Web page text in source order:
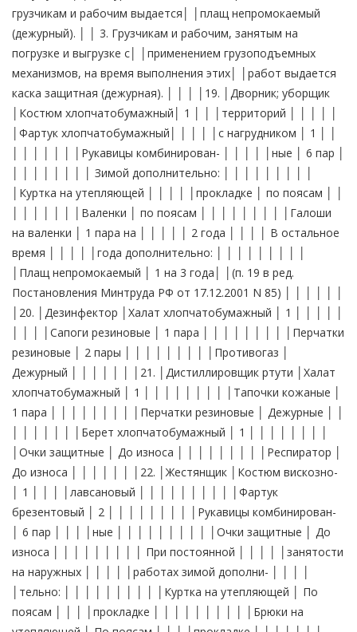
│ │ │ │ │занятости на наружных │ │ │ │ │работах зимой дополни- │ │ │ │ │тельно: │ │ │ │ │ │ │ │ │ │Куртка на утепляющей │ По поясам │ │ │ │прокладке │ │ │ │ │ │ │ │ │ │Брюки на утепляющей │ По поясам │ │ │ │прокладке │ │ │ │ │ │ │ │23. │Заливщик свинцово- │Костюм хлопчатобумажный│ 1 │ │ │оловянистых сплавов │ │ │ │ │ │Рукавицы комбинирован- │ 6 пар │ │ │ │ные │ │ │ │ │ │ │ │ │ │Очки защитные │ До износа │ │ │ │ │ │ │24. │Заточник │ При занятости заточ-│ │ │ │ │кой инструмента на │ │ │ │ │станках сухим способом:│ │ │ │ │ │ │ │ │ │Костюм хлопчатобумажный│ 1 на │ │ │ │ │ 9 месяцев │ │ │ │ │ │ │ │ │Рукавицы комбинирован- │ 12 пар │ │ │ │ные │ │ │ │ │ │ │ │ │ │Очки защитные │ До износа │ │ │ │ │ │ │ │ │Респиратор │ До износа │ │ │ │ │ │ │25. │Изолировщик на гидро- │ При выполнении работ│ │ │ │изоляции; изолировщик │по изоляции котлов, │ │ │ │на термоизоляции; │паропроводов: │ │ │ │изолировщик- │ │ │ │ │пленочник │ на горячих участках │ │ │ │ │ работ: │ │ │ │ │ │ │ │ │ │Комбинезон хлопчатобу- │ 1 │ │ │ │мажный │ │ │ │ │ │ │ │ │ │Ботинки кожаные │ 1 пара │ │ │ │ │ │ │ │ │Рукавицы брезентовые │ 6 пар │ │ │ │ │ │ │ │ │Очки защитные │ До износа │ │ │ │ │ │ │ │ │Респиратор │ До износа │ │ │ │ │ │ │ │ │ на холодных участках│ │ │ │ │ работ: │ │ │ │ │ │ │ │ │ │Фартук брезентовый с │ 1 на │ │ │ │нагрудником │ 9 месяцев │ │ │ │ │ │ │ │ │Рукавицы комбинирован- │ 12 пар │ │ │ │ные │ │ │ │ │ │ │ │26. │Испытатель двигателей │Полукомбинезон │ 1 │ │ │ │хлопчатобумажный │ │ │ │ │ │ │ │ │ │Рукавицы комбинирован- │ 6 пар │ │ │ │ные │ │ │ │ │ │ │ │ │ │Наушники противошумные │ До износа │ │ │ │ │ │ │27. │Испытатель на │Костюм вискозно- │ 1 │ │ │герметичность │лавсановый │ │ │ │ │ │ │ │ │ │Фартук резиновый с │ 1 │ │ │ │нагрудником │ │ │ │ │ │ │ │ │ │Сапоги резиновые │ 1 пара │ │ │ │ │ │ │ │ │Рукавицы брезентовые │ 6 пар │ │ │ │ │ │ │ │ │ При испытании на │ │ │ │ │герметичность секций │ │ │ │ │радиаторов с помощью │ │ │ │ │кислотных растворов: │ │ │ │ │ │ │ │ │ │Рукавицы КР вместо │ 12 пар │ │ │ │рукавиц брезентовых │ │ │ │ │ │ │ │28. │Каменщик; печник; │ На горячих участках │ │ │ │футеровщик (каменщик); │работ: │ │ │ │футеровщик (кислото- │ │ │ │ │упорщик) │Костюм суконный │ Дежурный │ │ │ │ │ │ │ │ │Ботинки кожаные или │ 1 пара │ │ │ │валенки │ │ │ │ │ │ │ │ │ │Рукавицы брезентовые │ Дежурные │ │ │ │ │ │ │ │ │Шлем суконный │ Дежурный │ │ │ │ │ │ │ │ │Очки защитные │ До износа │ │ │ │ │ │ │ │ │ На холодных участках│ │ │ │ │работ: │ │ │ │ │ │ │ │ │ │Фартук брезентовый с │ 2 │ │ │ │нагрудником │ │ │ │ │ │ │ │ │ │Рукавицы комбинирован- │ 12 пар │ │ │ │ные │ │ │ │ │ │ │ │29. │Кладовщик; подсобный │ При постоянной рабо-│ │ │ │рабочий │те на складе: │ │ │ │ │ │ │ │ │ │ горючих и смазочных │ │ │ │ │ материалов, лаков и │ │ │ │ │ красок: │ │ │ │ │ │ │ │ │ │Фартук прорезиненный │ 2 │ │ │ │ │ │ │ │ │Рукавицы комбинирован- │ 4 пары │ │ │ │ные │ │ │ │ │ │ │ │ │ │ кислот, щелочей и │ │ │ │ │других химикатов: │ │ │ │ │ │ │ │ │ │Костюм хлопчатобумажный│ 1 │ │ │ │с кислотозащитной │ │ │ │ │пропиткой │ │ │ │ │ │ │ │ │ │Сапоги резиновые │ 1 пара │ │ │ │ │ │ │ │ │Перчатки резиновые │ Дежурные │ │ │ │ │ │ │ │ │Очки защитные │ До износа │ │ │ │ │ │ │ │ │ металла, угля, леса │ │ │ │ │ и других материалов:│ │ │ │ │ │ │ │ │ │Халат хлопчатобумажный │ 1 │ │ │ │ │ │ │ │ │Рукавицы комбинирован- │ 4 пары │ │ │ │ные │ │ │ │ │ │ │ │ │ │Ботинки кожаные или │ 1 пара │ │ │ │сапоги кирзовые │ │ │ │ │ │ │ │ │ │ по хранению и отпус-│ │ │ │ │ ку ртути: │ │ │ │ │ │ │ │ │ │Халат хлопчатобумажный